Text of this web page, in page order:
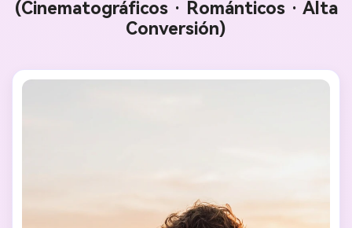
(Cinematográficos · Románticos · Alta
Conversión)